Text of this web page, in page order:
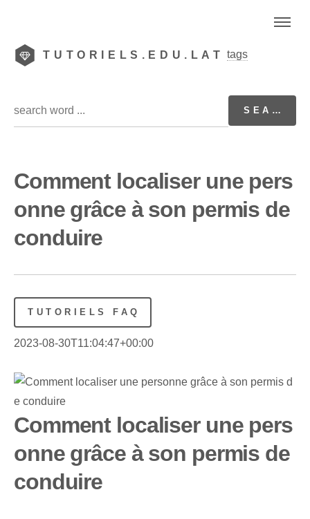
TUTORIELS.EDU.LAT tags
Comment localiser une pers
onne grâce à son permis de
conduire
TUTORIELS FAQ
2023-08-30T11:04:47+00:00
Comment localiser une pers
onne grâce à son permis de
conduire